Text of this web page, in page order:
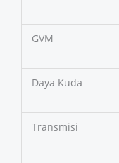
GVM
Daya Kuda
Transmisi